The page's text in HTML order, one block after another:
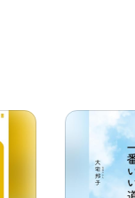
ではなく、困難
行動の力」のこと。
部に15年間在籍